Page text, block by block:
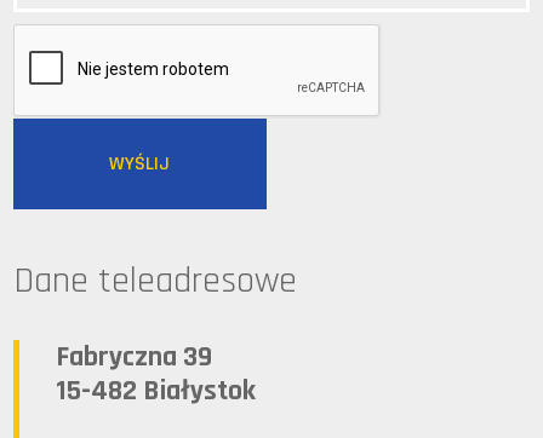
Dane teleadresowe
Fabryczna 39
15-482 Białystok